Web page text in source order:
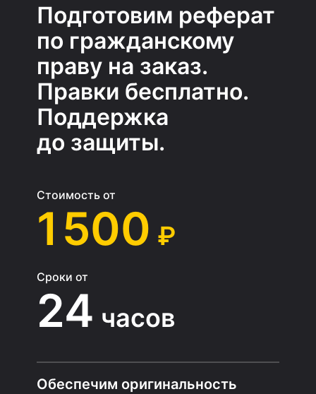
Подготовим реферат
по гражданскому
праву на заказ.
Правки бесплатно.
Поддержка
до защиты.
Стоимость от
1 500 ₽
Сроки от
24 часов
Обеспечим оригинальность